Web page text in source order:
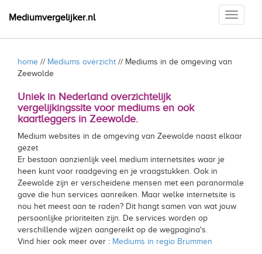
Toggle
Mediumvergelijker.nl
home // Mediums overzicht // Mediums in de omgeving van
Zeewolde
Uniek in Nederland overzichtelijk
vergelijkingssite voor mediums en ook
kaartleggers in Zeewolde.
Medium websites in de omgeving van Zeewolde naast elkaar
gezet
Er bestaan aanzienlijk veel medium internetsites waar je
heen kunt voor raadgeving en je vraagstukken. Ook in
Zeewolde zijn er verscheidene mensen met een paranormale
gave die hun services aanreiken. Maar welke internetsite is
nou het meest aan te raden? Dit hangt samen van wat jouw
persoonlijke prioriteiten zijn. De services worden op
verschillende wijzen aangereikt op de wegpagina's.
Vind hier ook meer over : Mediums in regio Brummen